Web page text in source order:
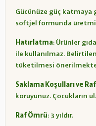
Gücünüze güç katmaya
softjel formunda
Hatırlatma: Ürünler
ile kullanılmaz.
tüketilmesi
Saklama Koşulları ve
koruyunuz. Çocukların
Raf Ömrü: 3 yıldır.